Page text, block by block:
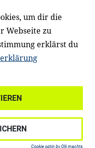
LinkedIn
um dir die
Webseite zu
erklärst du
Cookie optin by Olli machts